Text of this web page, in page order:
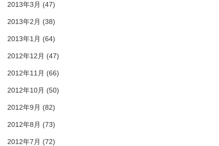
2013年3月 (47)
2013年2月 (38)
2013年1月 (64)
2012年12月 (47)
2012年11月 (66)
2012年10月 (50)
2012年9月 (82)
2012年8月 (73)
2012年7月 (72)